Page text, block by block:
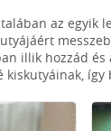
az egyik
illik hozzád